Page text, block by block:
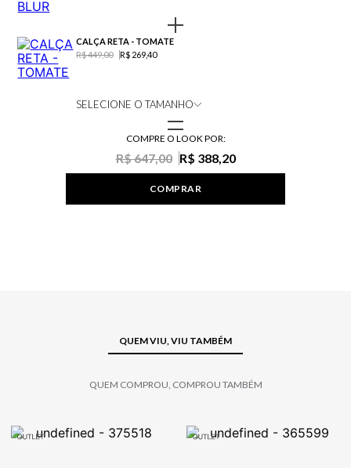
CALÇA RETA - TOMATE
R$ 449,00
R$ 269,40
SELECIONE O TAMANHO
COMPRE O LOOK POR:
R$ 647,00 R$ 388,20
COMPRAR
QUEM VIU, VIU TAMBÉM
QUEM COMPROU, COMPROU TAMBÉM